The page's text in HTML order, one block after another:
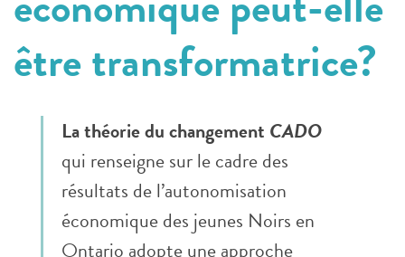
être transformatrice?
La théorie du changement CADO
qui renseigne sur le cadre des
résultats de l’autonomisation
économique des jeunes Noirs en
Ontario adopte une approche